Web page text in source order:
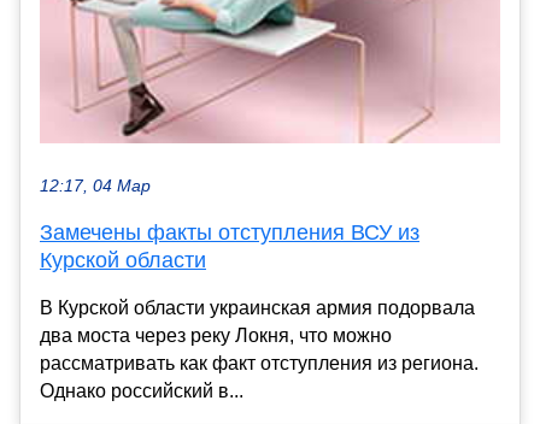
12:17, 04 Мар
Замечены факты отступления ВСУ из
Курской области
В Курской области украинская армия подорвала
два моста через реку Локня, что можно
рассматривать как факт отступления из региона.
Однако российский в...